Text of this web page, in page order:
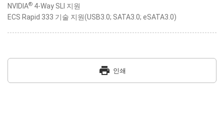
NVIDIA® 4-Way SLI 지원
ECS Rapid 333 기술 지원(USB3.0; SATA3.0; eSATA3.0)
print 인쇄